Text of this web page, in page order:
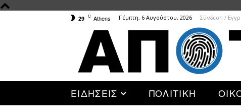
29 C Athens Πέμπτη, 6 Αυγούστου, 2026 Σύνδεση /
ΕΙΔΗΣΕΙΣ ΠΟΛΙΤΙΚΗ